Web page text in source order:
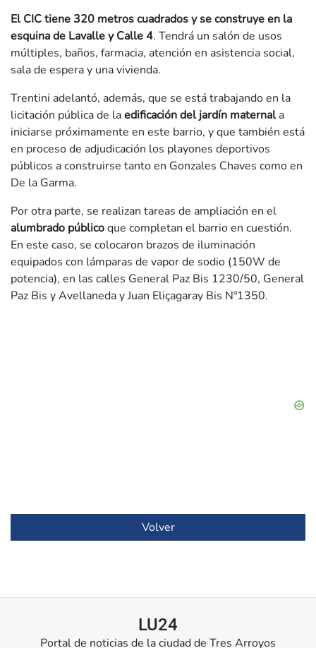
El CIC tiene 320 metros cuadrados y se construye en la
esquina de Lavalle y Calle 4. Tendrá un salón de usos
múltiples, baños, farmacia, atención en asistencia social,
sala de espera y una vivienda.
Trentini adelantó, además, que se está trabajando en la
licitación pública de laedificación del jardín maternala
iniciarse próximamente en este barrio, y que también está
en proceso de adjudicación los playones deportivos
públicos a construirse tanto en Gonzales Chaves como en
De la Garma.
Por otra parte, se realizan tareas de ampliación en el
alumbrado públicoque completan el barrio en cuestión.
En este caso, se colocaron brazos de iluminación
equipados con lámparas de vapor de sodio (150W de
potencia), en las calles General Paz Bis 1230/50, General
Paz Bis y Avellaneda y Juan Eliçagaray Bis Nº1350.
Volver
LU24
Portal de noticias de la ciudad de Tres Arroyos